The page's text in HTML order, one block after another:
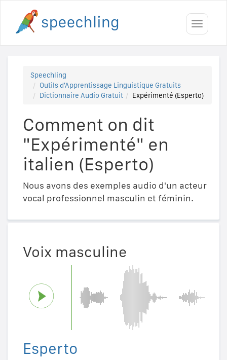
Toggle
Speechling
Outils d'Apprentissage Linguistique Gratuits
Dictionnaire Audio Gratuit
Expérimenté (Esperto)
Comment on dit
"Expérimenté" en
italien (Esperto)
Nous avons des exemples audio d'un acteur
vocal professionnel masculin et féminin.
Voix masculine
Esperto